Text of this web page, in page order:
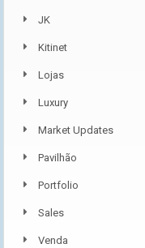
JK
Kitinet
Lojas
Luxury
Market Updates
Pavilhão
Portfolio
Sales
Venda